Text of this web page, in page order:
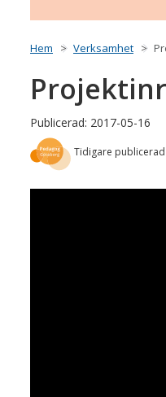
Hem Verksamhet
Publicerad: 2017-05-16
Tidigare